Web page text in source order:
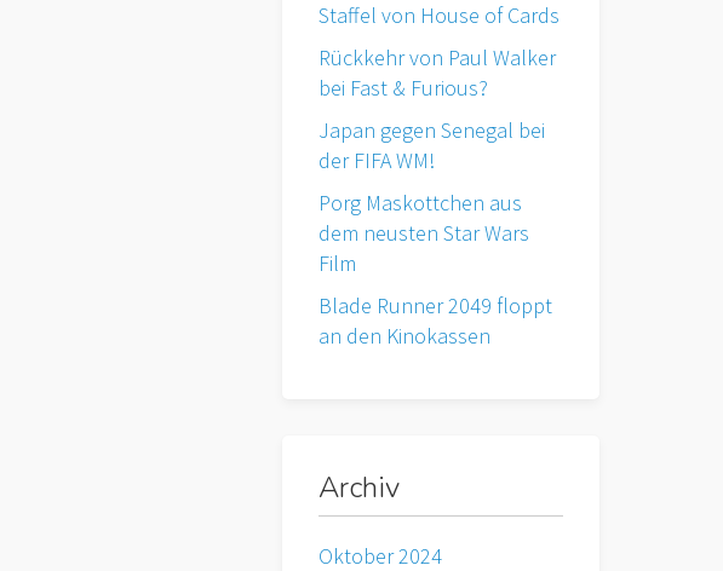
Staffel von House of Cards
Rückkehr von Paul Walker
bei Fast & Furious?
Japan gegen Senegal bei
der FIFA WM!
Porg Maskottchen aus
dem neusten Star Wars
Film
Blade Runner 2049 floppt
an den Kinokassen
Archiv
Oktober 2024